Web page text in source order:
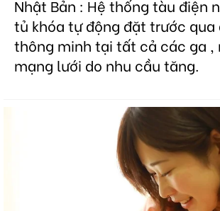
Nhật Bản : Hệ thống tàu điện
tủ khóa tự động đặt trước qua
thông minh tại tất cả các ga ,
mạng lưới do nhu cầu tăng.